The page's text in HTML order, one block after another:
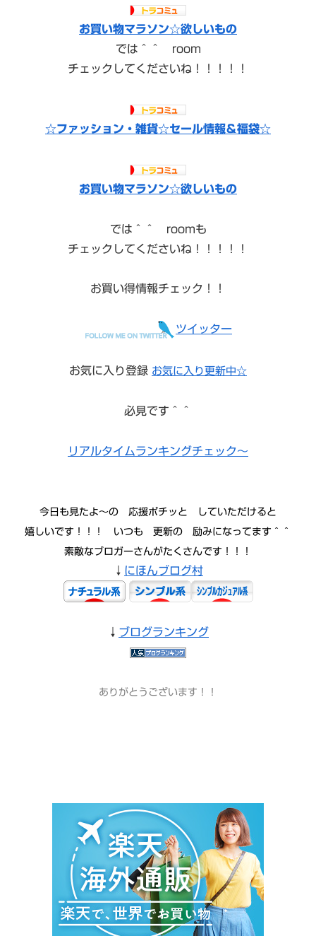
お買い物マラソン☆欲しいもの
では＾＾ room
チェックしてくださいね！！！！！
☆ファッション・雑貨☆セール情報＆福袋☆
お買い物マラソン☆欲しいもの
では＾＾ roomも
チェックしてくださいね！！！！！
お買い得情報チェック！！
ツイッター
お気に入り登録 お気に入り更新中☆
必見です＾＾
リアルタイムランキングチェック～
今日も見たよ〜の 応援ポチッと していただけると
嬉しいです！！！ いつも 更新の 励みになってます＾＾
素敵なブロガーさんがたくさんです！！！
↓ にほんブログ村
↓ ブログランキング
ありがとうございます！！